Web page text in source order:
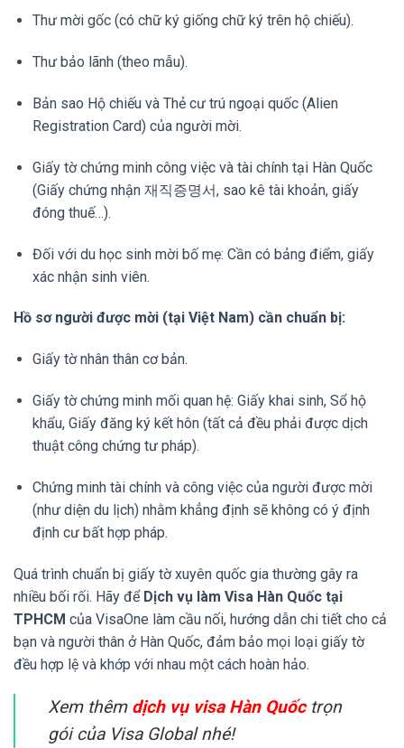
Thư mời gốc (có chữ ký giống chữ ký trên hộ chiếu).
Thư bảo lãnh (theo mẫu).
Bản sao Hộ chiếu và Thẻ cư trú ngoại quốc (Alien
Registration Card) của người mời.
Giấy tờ chứng minh công việc và tài chính tại Hàn Quốc
(Giấy chứng nhận 재직증명서, sao kê tài khoản, giấy
đóng thuế…).
Đối với du học sinh mời bố mẹ: Cần có bảng điểm, giấy
xác nhận sinh viên.
Hồ sơ người được mời (tại Việt Nam) cần chuẩn bị:
Giấy tờ nhân thân cơ bản.
Giấy tờ chứng minh mối quan hệ: Giấy khai sinh, Sổ hộ
khẩu, Giấy đăng ký kết hôn (tất cả đều phải được dịch
thuật công chứng tư pháp).
Chứng minh tài chính và công việc của người được mời
(như diện du lịch) nhằm khẳng định sẽ không có ý định
định cư bất hợp pháp.
Quá trình chuẩn bị giấy tờ xuyên quốc gia thường gây ra
nhiều bối rối. Hãy để Dịch vụ làm Visa Hàn Quốc tại
TPHCM của VisaOne làm cầu nối, hướng dẫn chi tiết cho cả
bạn và người thân ở Hàn Quốc, đảm bảo mọi loại giấy tờ
đều hợp lệ và khớp với nhau một cách hoàn hảo.
Xem thêm dịch vụ visa Hàn Quốctrọn
gói của Visa Global nhé!